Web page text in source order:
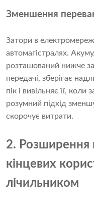
Зменшення
Затори в
автомагістралях.
розташований нижче
передачі, зберігає
пік і вивільняє її,
розумний підхід
скорочує витрати.
2.
кінцевих
лічильником